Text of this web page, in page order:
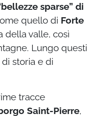
sparse” di
quello di Forte
della valle, così
Lungo questi
storia e di
tracce
Saint-Pierre,